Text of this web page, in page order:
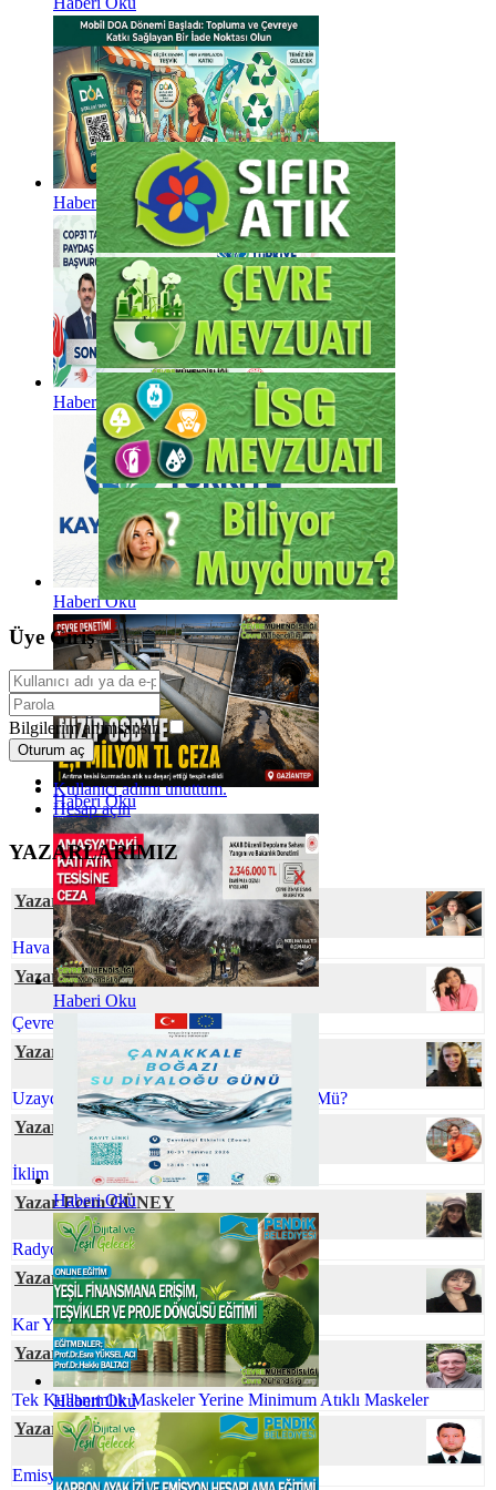
Haberi Oku
Haberi Oku
Haberi Oku
Haberi Oku
Haberi Oku
Haberi Oku
Haberi Oku
Üye Giriş
Bilgilerim anımsansın
Oturum aç
Kullanıcı adımı unuttum.
Hesap açın
YAZARLARIMIZ
Yazar Senanur ÇEVRE
Hava Kirliliğinin Plasentaya Etkisi
Yazar Dilek AŞAN
Çevre Mühendisliği ve İklim Değişikliği
Yazar Ömür TEMİZEL
Uzaydaki Atıklarla Başa Çıkmak Mümkün Mü?
Yazar Prof. Dr. Zeynep ZAİMOĞLU
İklim Değişikliği ve Gıda Arzı
Yazar Ecem GÜNEY
Radyoaktif Atık Yönetimi
Yazar Berna UÇAR
Kar Yağışının Faydaları
Yazar Gökhan TUFAN
Tek Kullanımlık Maskeler Yerine Minimum Atıklı Maskeler
Yazar Ferhat ELÇİ
Emisyon Nedir? Emisyon Ölçümü Nedir?